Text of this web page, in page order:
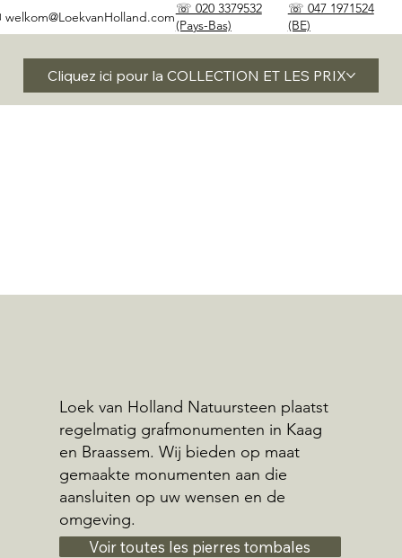
Cliquez ici pour la COLLECTION ET LES PRIX
☏ 020 3379532
(Pays-Bas)
☏ 047 1971524
(BE)
welkom@LoekvanHolland.com
Loek van Holland Natuursteen plaatst
regelmatig grafmonumenten in Kaag
en Braassem. Wij bieden op maat
gemaakte monumenten aan die
aansluiten op uw wensen en de
omgeving.
Voir toutes les pierres tombales